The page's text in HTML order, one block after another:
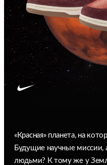
«Красная» планета, на
Будущие научные
людьми? К тому же у